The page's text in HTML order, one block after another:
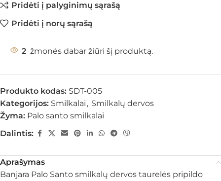
Pridėti į palyginimų sąrašą
Pridėti į norų sąrašą
2 žmonės dabar žiūri šį produktą.
Produkto kodas: SDT-005
Kategorijos: Smilkalai , Smilkalų dervos
Žyma: Palo santo smilkalai
Dalintis:
Aprašymas
Banjara Palo Santo smilkalų dervos taurelės pripildo